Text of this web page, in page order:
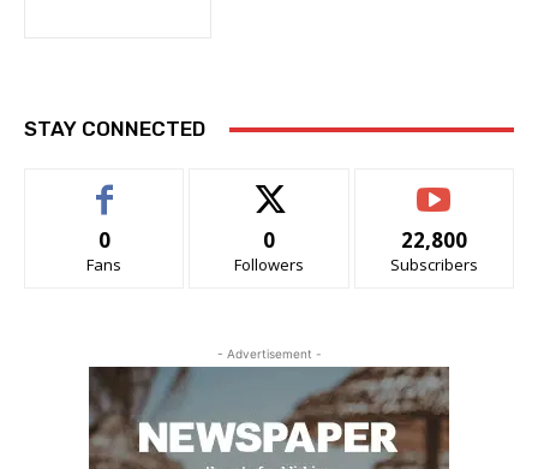
STAY CONNECTED
0
Fans
0
Followers
22,800
Subscribers
- Advertisement -